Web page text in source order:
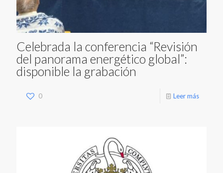
Celebrada la conferencia “Revisión
del panorama energético global”:
disponible la grabación
0 Leer más